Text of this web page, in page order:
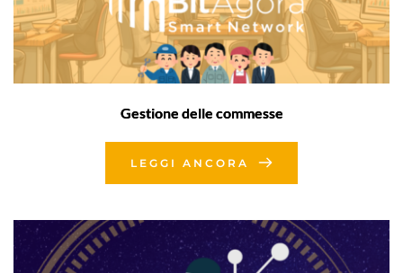
Gestione delle commesse
LEGGI ANCORA